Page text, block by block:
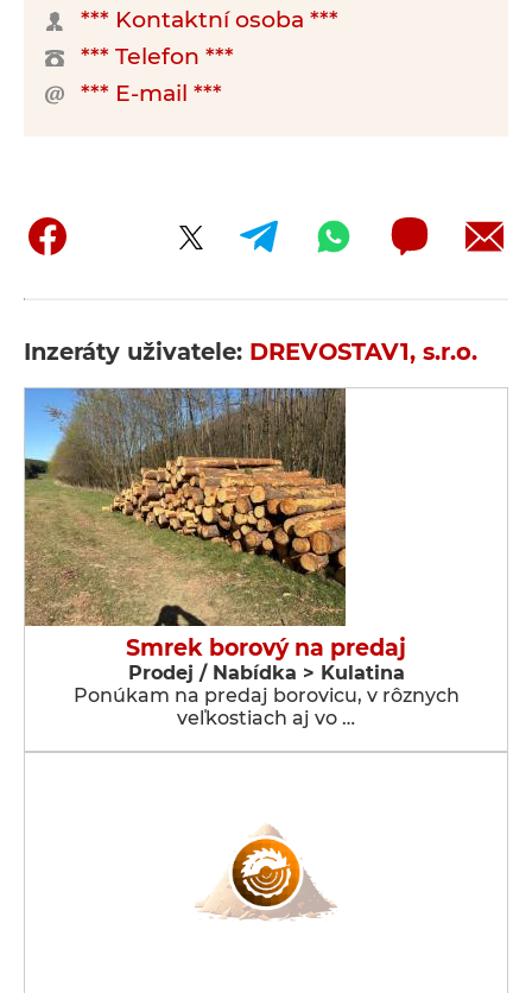
*** Kontaktní osoba ***
*** Telefon ***
*** E-mail ***
Inzeráty uživatele: DREVOSTAV1, s.r.o.
Smrek borový na predaj
Prodej / Nabídka > Kulatina
Ponúkam na predaj borovicu, v rôznych
veľkostiach aj vo …